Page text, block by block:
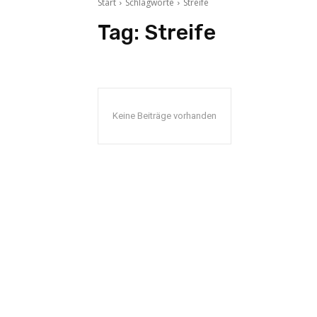
Start Schlagworte Streife
Tag: Streife
Keine Beiträge vorhanden